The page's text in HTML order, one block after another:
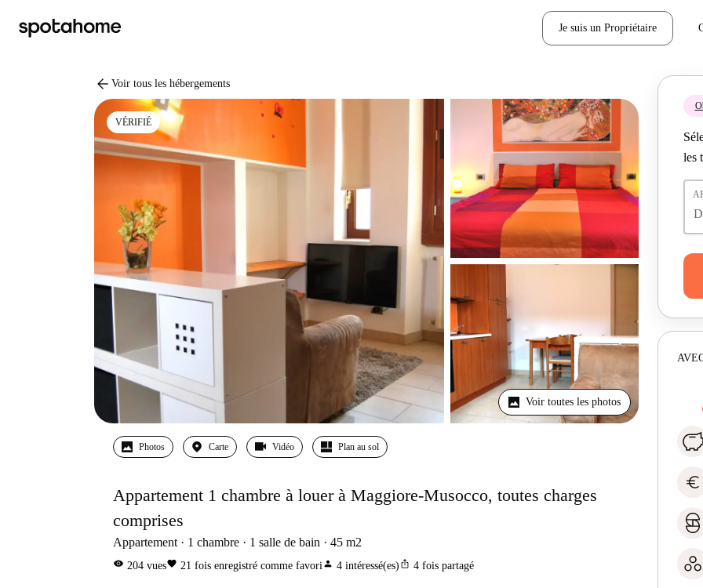
Je suis un Propriétaire
arrow_back Voir tous les hébergements
VÉRIFIÉ
Voir toutes les photos
Photos Carte Vidéo Plan au sol
Appartement 1 chambre à louer à Maggiore-Musocco, toutes charges
comprises
Appartement 1 chambre 1 salle de bain 45 m2
visibility 204 vuesfavorite 21 fois enregistré comme favoriperson 4 intéressé(es) ios_share 4 fois partagé
les
euro